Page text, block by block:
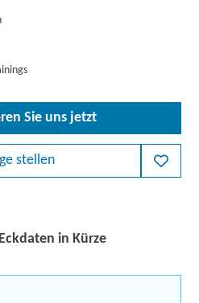
Sie uns jetzt
stellen
in Kürze